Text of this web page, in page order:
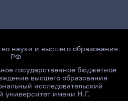
науки и высшего образования
РФ
государственное бюджетное
высшего образования
исследовательский
университет имени Н.Г.